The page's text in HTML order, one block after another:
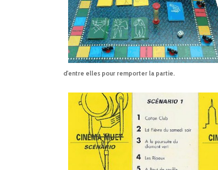
d'entre elles pour remporter la partie.